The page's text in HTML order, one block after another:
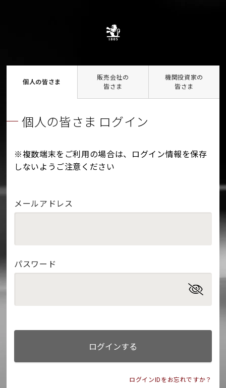
個人の皆さま
販売会社の
皆さま
機関投資家の
皆さま
個人の皆さま ログイン
※複数端末をご利用の場合は、ログイン情報を保存
しないようご注意ください
メールアドレス
パスワード
ログインする
ログインIDをお忘れですか？